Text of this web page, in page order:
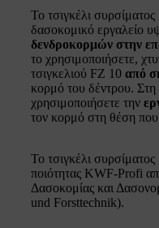
Το τσιγκέλι
δασοκομικό εργαλείο
δενδροκορμών στην
το χρησιμοποιήσετε,
τσιγκελιού FZ 10 από
κορμό του δέντρου. Στη
χρησιμοποιήσετε την
τον κορμό στη θέση που
Το τσιγκέλι
ποιότητας KWF-Profi
Δασοκομίας και
und Forsttechnik).